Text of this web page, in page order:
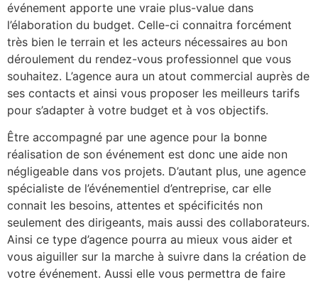
événement apporte une vraie plus-value dans
l’élaboration du budget. Celle-ci connaitra forcément
très bien le terrain et les acteurs nécessaires au bon
déroulement du rendez-vous professionnel que vous
souhaitez. L’agence aura un atout commercial auprès de
ses contacts et ainsi vous proposer les meilleurs tarifs
pour s’adapter à votre budget et à vos objectifs.
Être accompagné par une agence pour la bonne
réalisation de son événement est donc une aide non
négligeable dans vos projets. D’autant plus, une agence
spécialiste de l’événementiel d’entreprise, car elle
connait les besoins, attentes et spécificités non
seulement des dirigeants, mais aussi des collaborateurs.
Ainsi ce type d’agence pourra au mieux vous aider et
vous aiguiller sur la marche à suivre dans la création de
votre événement. Aussi elle vous permettra de faire